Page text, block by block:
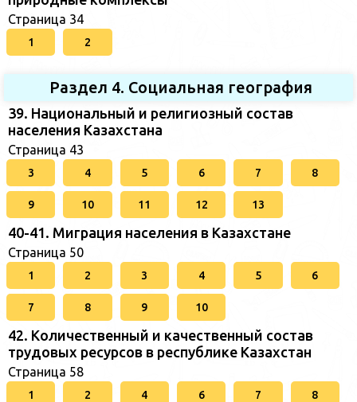
Страница 34
1 2
Раздел 4. Социальная география
39. Национальный и религиозный состав
населения Казахстана
Страница 43
3 4 5 6 7 8
9 10 11 12 13
40-41. Миграция населения в Казахстане
Страница 50
1 2 3 4 5 6
7 8 9 10
42. Количественный и качественный состав
трудовых ресурсов в республике Казахстан
Страница 58
1 2 4 6 7 8